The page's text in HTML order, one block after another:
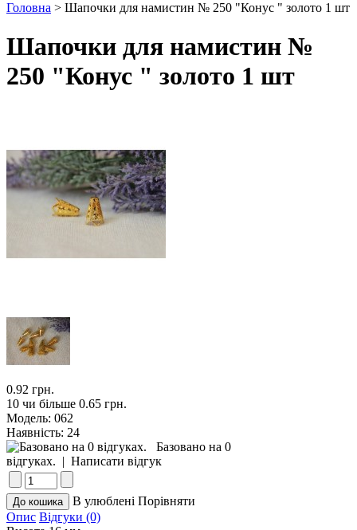
Головна > Шапочки для намистин № 250 "Конус " золото 1 шт
Шапочки для намистин №
250 "Конус " золото 1 шт
0.92 грн.
10 чи більше 0.65 грн.
Модель: 062
Наявність: 24
Базовано на 0
відгуках. | Написати відгук
В улюблені Порівняти
Опис Відгуки (0)